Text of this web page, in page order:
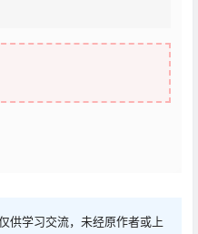
供学习交流，未经原作者或上